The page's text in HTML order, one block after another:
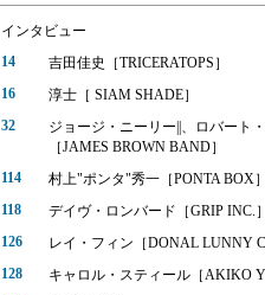
インタビュー
14
吉田佳史［TRICERATOPS］
16
淳士［ SIAM SHADE］
32
ジョージ・ニーリー||、ロバート
［JAMES BROWN BAND］
114
村上"ポンタ"秀一［PONTA BOX
118
デイヴ・ロンバード［GRIP INC.
126
レイ・フィン［DONAL LUNNY
128
キャロル・スティール［AKIKO